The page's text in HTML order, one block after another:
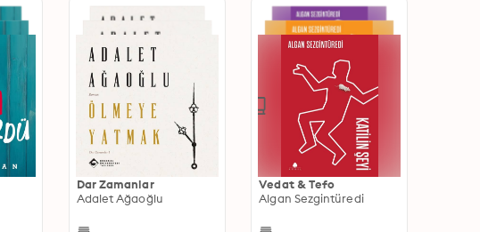
Dar Zamanlar
Adalet Ağaoğlu
Vedat & Tefo
Algan Sezgintüredi